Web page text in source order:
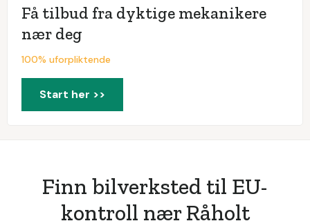
Få tilbud fra dyktige mekanikere
nær deg
100% uforpliktende
Start her >>
Finn bilverksted til EU-
kontroll nær Råholt